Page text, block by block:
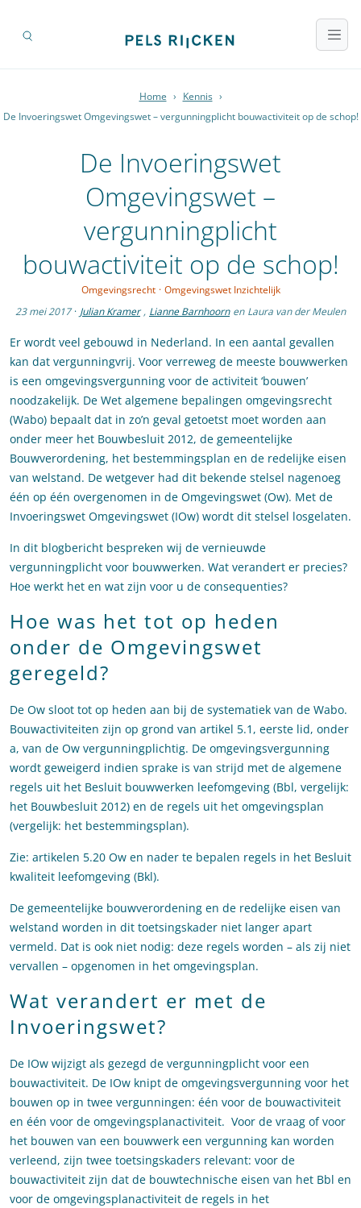
Home › Kennis ›
De Invoeringswet Omgevingswet – vergunningplicht bouwactiviteit op de schop!
De Invoeringswet
Omgevingswet –
vergunningplicht
bouwactiviteit op de schop!
Omgevingsrecht · Omgevingswet Inzichtelijk
23 mei 2017 · Julian Kramer , Lianne Barnhoorn en Laura van der Meulen
Er wordt veel gebouwd in Nederland. In een aantal gevallen
kan dat vergunningvrij. Voor verreweg de meeste bouwwerken
is een omgevingsvergunning voor de activiteit ‘bouwen’
noodzakelijk. De Wet algemene bepalingen omgevingsrecht
(Wabo) bepaalt dat in zo’n geval getoetst moet worden aan
onder meer het Bouwbesluit 2012, de gemeentelijke
Bouwverordening, het bestemmingsplan en de redelijke eisen
van welstand. De wetgever had dit bekende stelsel nagenoeg
één op één overgenomen in de Omgevingswet (Ow). Met de
Invoeringswet Omgevingswet (IOw) wordt dit stelsel losgelaten.
In dit blogbericht bespreken wij de vernieuwde
vergunningplicht voor bouwwerken. Wat verandert er precies?
Hoe werkt het en wat zijn voor u de consequenties?
Hoe was het tot op heden
onder de Omgevingswet
geregeld?
De Ow sloot tot op heden aan bij de systematiek van de Wabo.
Bouwactiviteiten zijn op grond van artikel 5.1, eerste lid, onder
a, van de Ow vergunningplichtig. De omgevingsvergunning
wordt geweigerd indien sprake is van strijd met de algemene
regels uit het Besluit bouwwerken leefomgeving (Bbl, vergelijk:
het Bouwbesluit 2012) en de regels uit het omgevingsplan
(vergelijk: het bestemmingsplan).
Zie: artikelen 5.20 Ow en nader te bepalen regels in het Besluit
kwaliteit leefomgeving (Bkl).
De gemeentelijke bouwverordening en de redelijke eisen van
welstand worden in dit toetsingskader niet langer apart
vermeld. Dat is ook niet nodig: deze regels worden – als zij niet
vervallen – opgenomen in het omgevingsplan.
Wat verandert er met de
Invoeringswet?
De IOw wijzigt als gezegd de vergunningplicht voor een
bouwactiviteit. De IOw knipt de omgevingsvergunning voor het
bouwen op in twee vergunningen: één voor de bouwactiviteit
en één voor de omgevingsplanactiviteit. Voor de vraag of voor
het bouwen van een bouwwerk een vergunning kan worden
verleend, zijn twee toetsingskaders relevant: voor de
bouwactiviteit zijn dat de bouwtechnische eisen van het Bbl en
voor de omgevingsplanactiviteit de regels in het